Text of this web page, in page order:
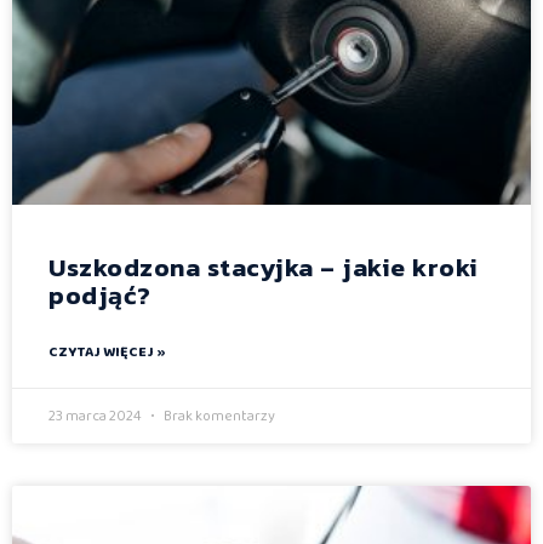
Uszkodzona stacyjka – jakie kroki
podjąć?
CZYTAJ WIĘCEJ »
23 marca 2024 Brak komentarzy